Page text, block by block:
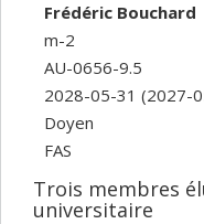
Frédéric Bouchard
m-2
AU-0656-9.5
2028-05-31 (2027-
Doyen
FAS
Trois membres
universitaire